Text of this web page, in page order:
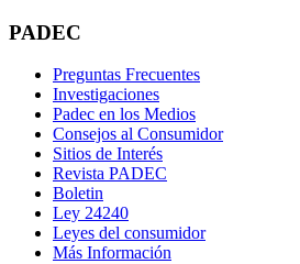
PADEC
Preguntas Frecuentes
Investigaciones
Padec en los Medios
Consejos al Consumidor
Sitios de Interés
Revista PADEC
Boletin
Ley 24240
Leyes del consumidor
Más Información